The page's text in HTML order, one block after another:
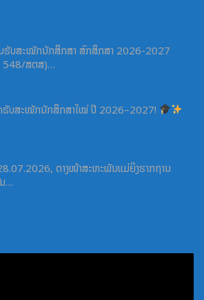
ຮັບສະໝັກນັກສຶກສາ ສົກສຶກສາ 2026-2027
548/ສຕສ)…
ຮັບສະໝັກນັກສຶກສາໃໝ່ ປີ 2026–2027!
ຕາງໜ້າສະຫະພັນແມ່ຍິງຮາກຖານ
…